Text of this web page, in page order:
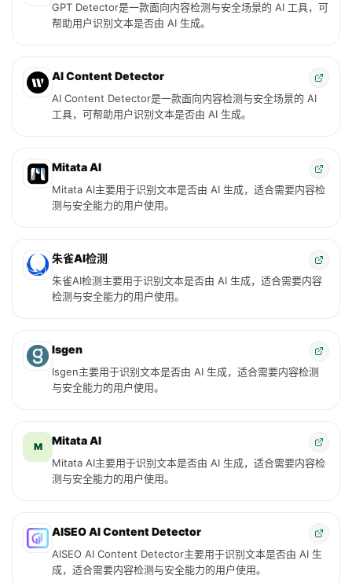
GPT Detector是一款面向内容检测与安全场景的 AI 工具，可
帮助用户识别文本是否由 AI 生成。
AI Content Detector
AI Content Detector是一款面向内容检测与安全场景的 AI
工具，可帮助用户识别文本是否由 AI 生成。
Mitata Al
Mitata Al主要用于识别文本是否由 AI 生成，适合需要内容检
测与安全能力的用户使用。
朱雀AI检测
朱雀AI检测主要用于识别文本是否由 AI 生成，适合需要内容
检测与安全能力的用户使用。
Isgen
Isgen主要用于识别文本是否由 AI 生成，适合需要内容检测
与安全能力的用户使用。
M Mitata AI
Mitata AI主要用于识别文本是否由 AI 生成，适合需要内容检
测与安全能力的用户使用。
AlSEO AI Content Detector
AlSEO AI Content Detector主要用于识别文本是否由 AI 生
成，适合需要内容检测与安全能力的用户使用。